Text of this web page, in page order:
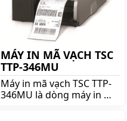
MÁY IN MÃ VẠCH TSC
TTP-346MU
Máy in mã vạch TSC TTP-
346MU là dòng máy in mã